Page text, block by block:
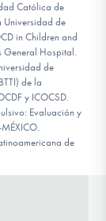
Católica de
Universidad de
in Children and
General Hospital.
de
de la
y ICOCSD.
Evaluación y
de